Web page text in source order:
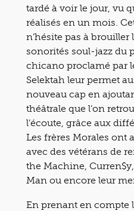
tardé à voir le jour, vu
réalisés en un mois.
n’hésite pas à brouiller
sonorités soul-jazz du
chicano proclamé par
Selektah leur permet
nouveau cap en
théâtrale que l’on
l’écoute, grâce aux
Les frères Morales ont
avec des vétérans de
the Machine,
Man ou encore leur
En prenant en compte